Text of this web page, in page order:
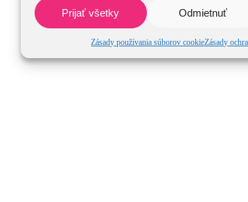
Prijať všetky Odmietnuť
Zásady používania súborov cookieZásady